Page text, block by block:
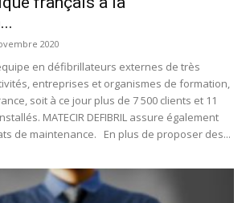
2020
équipe en défibrillateurs externes de très
entreprises et organismes de formation,
soit à ce jour plus de 7 500 clients et 11
MATECIR DEFIBRIL assure également
de maintenance. En plus de proposer des...